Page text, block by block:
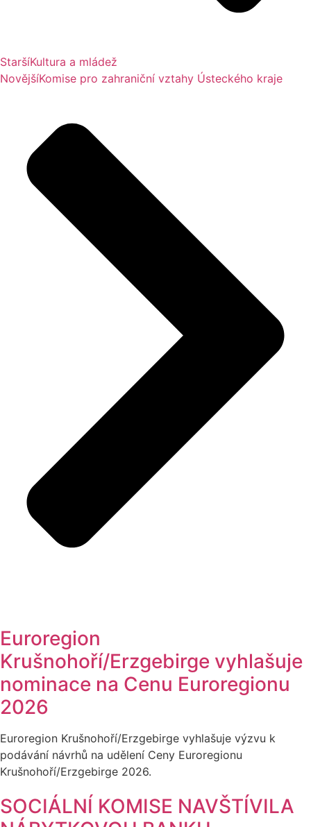
StaršíKultura a mládež
NovějšíKomise pro zahraniční vztahy Ústeckého kraje
Euroregion
Krušnohoří/Erzgebirge vyhlašuje
nominace na Cenu Euroregionu
2026
Euroregion Krušnohoří/Erzgebirge vyhlašuje výzvu k
podávání návrhů na udělení Ceny Euroregionu
Krušnohoří/Erzgebirge 2026.
SOCIÁLNÍ KOMISE NAVŠTÍVILA